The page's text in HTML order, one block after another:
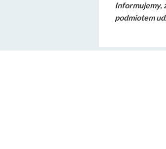
Informujemy,
podmiotem